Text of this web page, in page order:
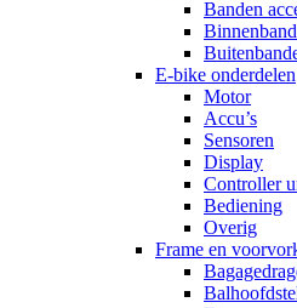
Banden
E-bike onderdelen
Motor
Accu’s
Sensoren
Display
Controller
Bediening
Overig
Frame en